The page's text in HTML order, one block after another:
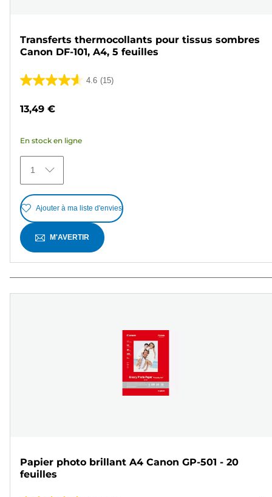
Transferts thermocollants pour tissus sombres
Canon DF-101, A4, 5 feuilles
4.6 (15)
4.6
5
15
avis
13,49 €
En stock en ligne
1
Ajouter à ma liste d'envies
M'AVERTIR
Papier photo brillant A4 Canon GP-501 - 20
feuilles